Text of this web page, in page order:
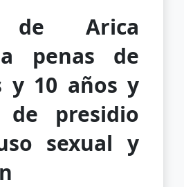
de Arica
penas de
y 10 años y
presidio
sexual y